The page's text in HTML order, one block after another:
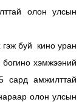
олон улсын
буй кино уран
богино хэмжээний
сард амжилттай
олон улсын